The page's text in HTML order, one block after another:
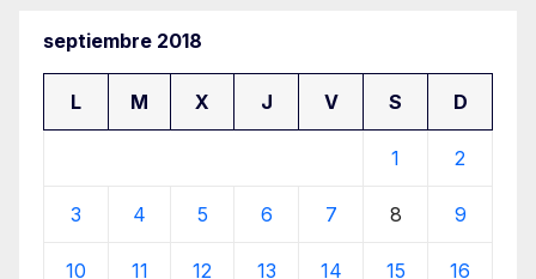
septiembre 2018
L M X J V S D
1 2
3 4 5 6 7 8 9
10 11 12 13 14 15 16